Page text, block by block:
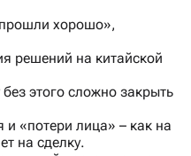
хорошо»,
решений на китайской
этого сложно закрыть
и «потери лица» – как на
на сделку.